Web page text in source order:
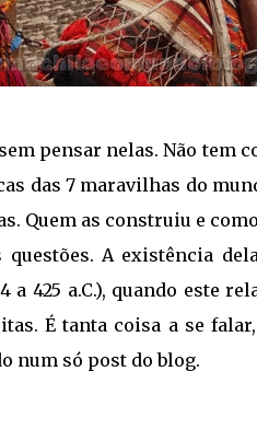
pensar nelas. Não tem
das 7 maravilhas do
Quem as construiu e
questões. A existência
425 a.C.), quando este
É tanta coisa a se
num só post do blog.